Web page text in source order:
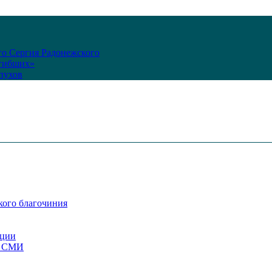
Сергия Радонежского
благочиния
СМИ